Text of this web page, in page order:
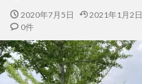
2020年7月5日 2021年1月2日
0件